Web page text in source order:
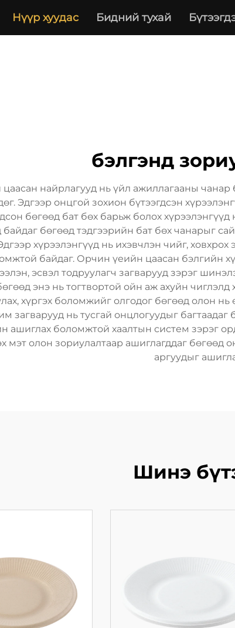
Нүүр хуудас Бидний тухай
бэлгэнд
цаасан найрлагууд нь үйл ажиллагааны
Эдгээр онцгой зохион бүтээгдсэн
бөгөөд бат бөх барьж болох
байдаг бөгөөд тэдгээрийн бат бөх чанарыг
хүрээлэнгүүд нь ихэвчлэн чийг,
байдаг. Орчин үеийн цаасан бэлгийн
эсвэл тодруулагч загварууд зэрэг
энэ нь тогтвортой ойн аж ахуйн
хүргэх боломжийг олгодог бөгөөд олон
загварууд нь тусгай онцлогуудыг
ашиглах боломжтой хаалтын систем зэрэг
мэт олон зориулалтаар ашиглагддаг
аргуудыг
Шинэ